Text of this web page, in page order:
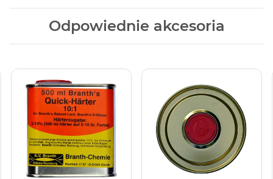
Odpowiednie akcesoria